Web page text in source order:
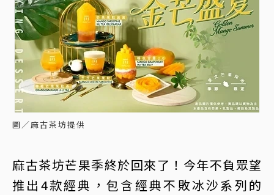
圖／麻古茶坊提供
麻古茶坊芒果季終於回來了！今年不負眾望
推出4款經典，包含經典不敗冰沙系列的